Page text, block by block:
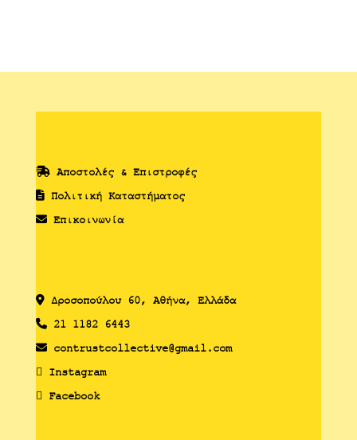
Αποστολές & Επιστροφές
Πολιτική Καταστήματος
Επικοινωνία
Δροσoπούλου 60, Αθήνα, Ελλάδα
21 1182 6443
contrustcollective@gmail.com
Instagram
Facebook